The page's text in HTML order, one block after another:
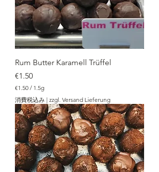
Rum Butter Karamell Trüffel
価格
€1.50
€1.50 / 1.5g
€
1
.
5
0
／
1
.
5
g
消費税込み | zzgl. Versand Lieferung